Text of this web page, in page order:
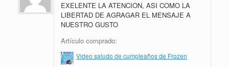
Valorado en
5de 5
EXELENTE LA ATENCION, ASI COMO LA
LIBERTAD DE AGRAGAR EL MENSAJE A
NUESTRO GUSTO
Artículo comprado:
Video saludo de cumpleaños de Frozen